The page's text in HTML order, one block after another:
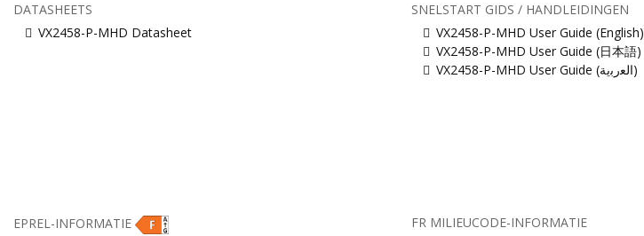
DATASHEETS
VX2458-P-MHD Datasheet
SNELSTART GIDS / HANDLEIDINGEN
VX2458-P-MHD User Guide (English)
VX2458-P-MHD User Guide (日本語)
VX2458-P-MHD User Guide (ﺍﻟﻌﺭﺑﻳﺔ)
EPREL-INFORMATIE
FR MILIEUCODE-INFORMATIE